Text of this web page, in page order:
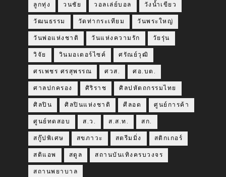
ลูกทุ่ง วนชัย วอลเล่ย์บอล วังน้ำเขียว
วัฒนธรรม วัดท่ากระเทียม วันพระใหญ่
วันพ่อแห่งชาติ วันแห่งความรัก วัยรุ่น
วิจัย วินมอเตอร์ไซค์ ศรัณย์วุฒิ
ศรเพชร ศรสุพรรณ ศวส. ศอ.บต.
ศาลปกครอง ศิริราช ศิลปหัตถกรรมไทย
ศิลปิน ศิลปินแห่งชาติ ศีลอด ศูนย์การค้า
ศูนย์ทดสอบ ส.ว. ส.ส.ท. สก.
สกู๊ปพิเศษ สขภาวะ สตรีมมิ่ง สติกเกอร์
สติแอพ สตูล สถานบันเทิงครบวงจร
สถานพยาบาล